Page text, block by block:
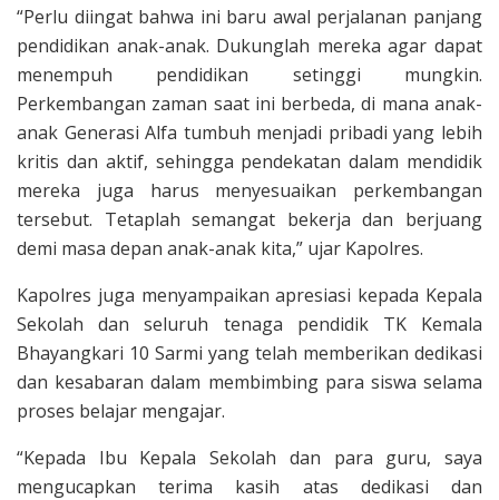
“Perlu diingat bahwa ini baru awal perjalanan panjang
pendidikan anak-anak. Dukunglah mereka agar dapat
menempuh pendidikan setinggi mungkin.
Perkembangan zaman saat ini berbeda, di mana anak-
anak Generasi Alfa tumbuh menjadi pribadi yang lebih
kritis dan aktif, sehingga pendekatan dalam mendidik
mereka juga harus menyesuaikan perkembangan
tersebut. Tetaplah semangat bekerja dan berjuang
demi masa depan anak-anak kita,” ujar Kapolres.
Kapolres juga menyampaikan apresiasi kepada Kepala
Sekolah dan seluruh tenaga pendidik TK Kemala
Bhayangkari 10 Sarmi yang telah memberikan dedikasi
dan kesabaran dalam membimbing para siswa selama
proses belajar mengajar.
“Kepada Ibu Kepala Sekolah dan para guru, saya
mengucapkan terima kasih atas dedikasi dan